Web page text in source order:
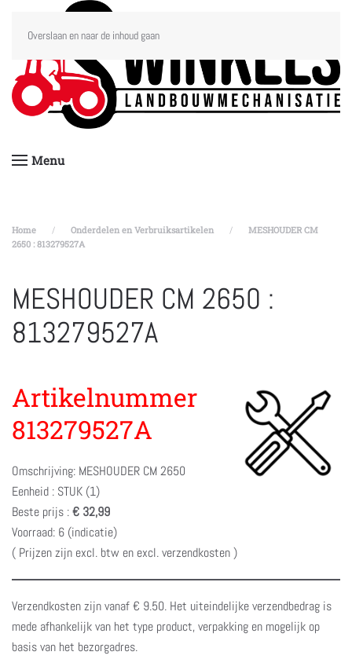
Overslaan en naar de inhoud gaan
Menu
Home Onderdelen en Verbruiksartikelen
MESHOUDER CM
2650 : 813279527A
MESHOUDER CM 2650 :
813279527A
Artikelnummer
813279527A
Omschrijving: MESHOUDER CM 2650
Eenheid : STUK (1)
Beste prijs :€ 32,99
Voorraad: 6 (indicatie)
( Prijzen zijn excl. btw en excl. verzendkosten )
Verzendkosten zijn vanaf € 9.50. Het uiteindelijke verzendbedrag is
mede afhankelijk van het type product, verpakking en mogelijk op
basis van het bezorgadres.